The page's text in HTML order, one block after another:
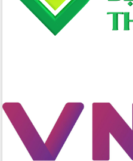
Sôi nổi Hội đua ngựa truyền thống Gò
Thì Thùng mừng Xuân Bính Ngọ 2026
Lãnh đạo tỉnh dâng hương tưởng niệm
quốc phòng, quân sự địa phương năm
2026
Đắk Lắk tập trung toàn lực khắc phục
tồn tại IUU, sẵn sàng làm việc với
Đoàn thanh tra EC